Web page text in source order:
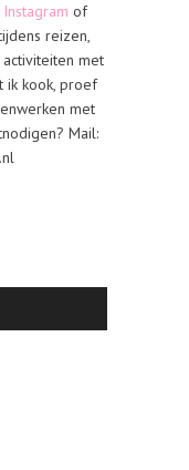
Instagram of
reizen,
met
ik kook, proef
met
Mail: